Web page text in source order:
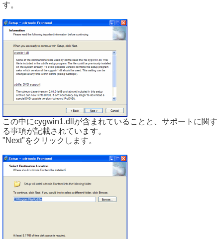
す。
この中にcygwin1.dllが含まれていることと、サポートに関す
る事項が記載されています。
"Next"をクリックします。